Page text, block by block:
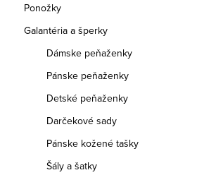
Ponožky
Galantéria a šperky
Dámske peňaženky
Pánske peňaženky
Detské peňaženky
Darčekové sady
Pánske kožené tašky
Šály a šatky